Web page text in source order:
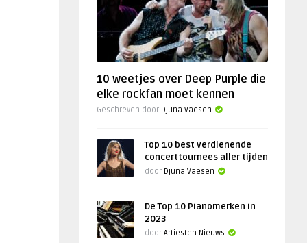
10 weetjes over Deep Purple die
elke rockfan moet kennen
Geschreven door Djuna Vaesen
Top 10 best verdienende
concerttournees aller tijden
door Djuna Vaesen
De Top 10 Pianomerken in
2023
door Artiesten Nieuws